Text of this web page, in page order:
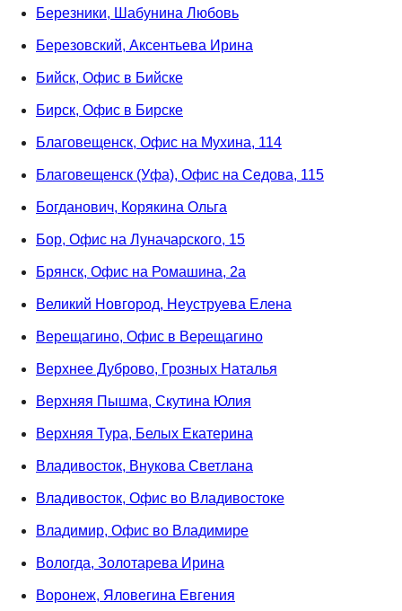
Березники, Шабунина Любовь
Березовский, Аксентьева Ирина
Бийск, Офис в Бийске
Бирск, Офис в Бирске
Благовещенск, Офис на Мухина, 114
Благовещенск (Уфа), Офис на Седова, 115
Богданович, Корякина Ольга
Бор, Офис на Луначарского, 15
Брянск, Офис на Ромашина, 2а
Великий Новгород, Неуструева Елена
Верещагино, Офис в Верещагино
Верхнее Дуброво, Грозных Наталья
Верхняя Пышма, Скутина Юлия
Верхняя Тура, Белых Екатерина
Владивосток, Внукова Светлана
Владивосток, Офис во Владивостоке
Владимир, Офис во Владимире
Вологда, Золотарева Ирина
Воронеж, Яловегина Евгения